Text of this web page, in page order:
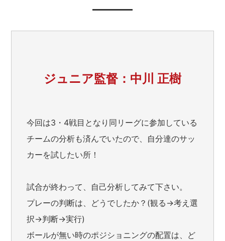
ジュニア監督：中川 正樹
今回は3・4戦目となり同リーグに参加している
チームの分析も済んでいたので、自分達のサッ
カーを試したい所！
試合が終わって、自己分析してみて下さい。
プレーの判断は、どうでしたか？(観る→考え選
択→判断→実行)
ボールが無い時のポジショニングの配置は、ど